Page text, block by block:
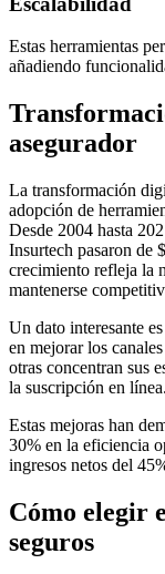
Estas herramientas
añadiendo
asegurador
La transformación
adopción de
Desde 2004 hasta
Insurtech pasaron de
crecimiento refleja la
mantenerse
Un dato interesante
en mejorar los
otras concentran sus
la suscripción en línea.
Estas mejoras han
30% en la eficiencia
ingresos netos del
Cómo elegir
seguros